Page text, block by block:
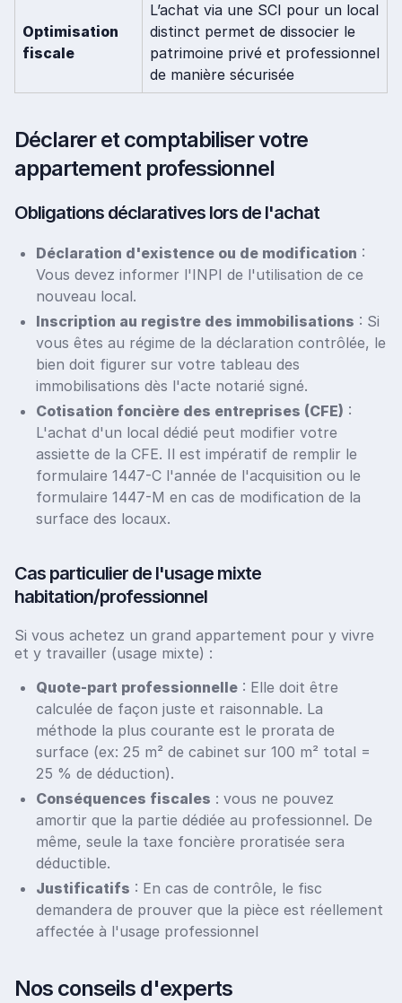
Optimisation
fiscale
L’achat via une SCI pour un local
distinct permet de dissocier le
patrimoine privé et professionnel
de manière sécurisée
Déclarer et comptabiliser votre
appartement professionnel
Obligations déclaratives lors de l'achat
Déclaration d'existence ou de modification :
Vous devez informer l'INPI de l'utilisation de ce
nouveau local.
Inscription au registre des immobilisations : Si
vous êtes au régime de la déclaration contrôlée, le
bien doit figurer sur votre tableau des
immobilisations dès l'acte notarié signé.
Cotisation foncière des entreprises (CFE) :
L'achat d'un local dédié peut modifier votre
assiette de la CFE. Il est impératif de remplir le
formulaire 1447-C l'année de l'acquisition ou le
formulaire 1447-M en cas de modification de la
surface des locaux.
Cas particulier de l'usage mixte
habitation/professionnel
Si vous achetez un grand appartement pour y vivre
et y travailler (usage mixte) :
Quote-part professionnelle : Elle doit être
calculée de façon juste et raisonnable. La
méthode la plus courante est le prorata de
surface (ex: 25 m² de cabinet sur 100 m² total =
25 % de déduction).
Conséquences fiscales : vous ne pouvez
amortir que la partie dédiée au professionnel. De
même, seule la taxe foncière proratisée sera
déductible.
Justificatifs : En cas de contrôle, le fisc
demandera de prouver que la pièce est réellement
affectée à l'usage professionnel
Nos conseils d'experts